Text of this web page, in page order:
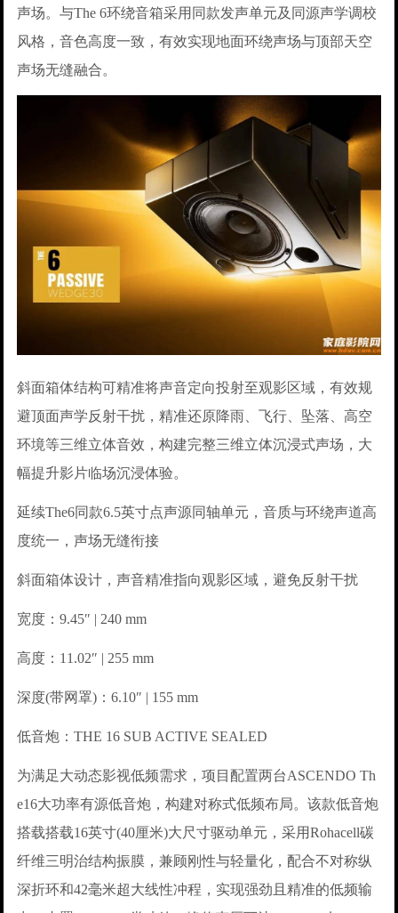
声场。与The 6环绕音箱采用同款发声单元及同源声学调校
风格，音色高度一致，有效实现地面环绕声场与顶部天空
声场无缝融合。
斜面箱体结构可精准将声音定向投射至观影区域，有效规
避顶面声学反射干扰，精准还原降雨、飞行、坠落、高空
环境等三维立体音效，构建完整三维立体沉浸式声场，大
幅提升影片临场沉浸体验。
延续The6同款6.5英寸点声源同轴单元，音质与环绕声道高
度统一，声场无缝衔接
斜面箱体设计，声音精准指向观影区域，避免反射干扰
宽度：9.45″ | 240 mm
高度：11.02″ | 255 mm
深度(带网罩)：6.10″ | 155 mm
低音炮：THE 16 SUB ACTIVE SEALED
为满足大动态影视低频需求，项目配置两台ASCENDO Th
e16大功率有源低音炮，构建对称式低频布局。该款低音炮
搭载搭载16英寸(40厘米)大尺寸驱动单元，采用Rohacell碳
纤维三明治结构振膜，兼顾刚性与轻量化，配合不对称纵
深折环和42毫米超大线性冲程，实现强劲且精准的低频输